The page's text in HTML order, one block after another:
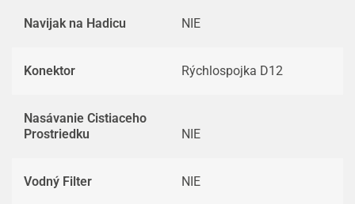
Navijak na Hadicu NIE
Konektor Rýchlospojka D12
Nasávanie Cistiaceho
Prostriedku
NIE
Vodný Filter NIE